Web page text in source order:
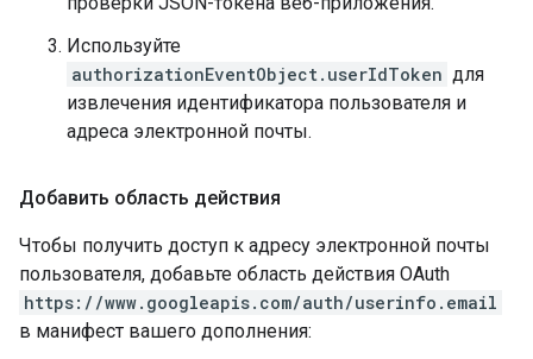
Используйте
authorizationEventObject.userIdToken для
извлечения идентификатора пользователя и
адреса электронной почты.
Добавить область действия
Чтобы получить доступ к адресу электронной почты
пользователя, добавьте область действия OAuth
https://www.googleapis.com/auth/userinfo.email
в манифест вашего дополнения: